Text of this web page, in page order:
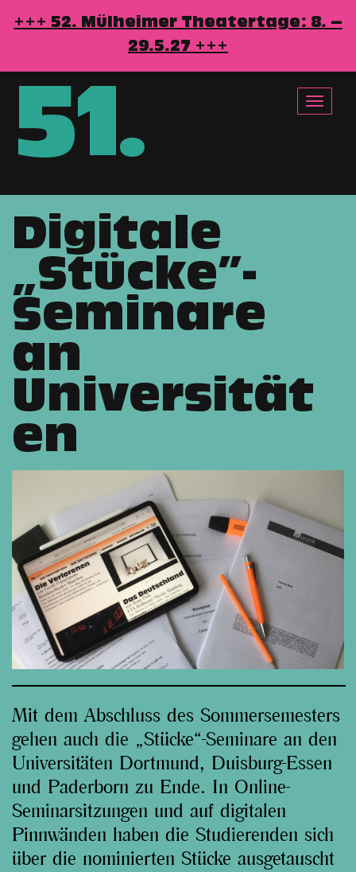
Direkt
zum
Inhalt
+++ 52. Mülheimer Theatertage: 8. –
29.5.27 +++
51.
Toggle
Digitale
„Stücke”-
Seminare
an
Universität
en
Mit dem Abschluss des Sommersemesters
gehen auch die „Stücke“-Seminare an den
Universitäten Dortmund, Duisburg-Essen
und Paderborn zu Ende. In Online-
Seminarsitzungen und auf digitalen
Pinnwänden haben die Studierenden sich
über die nominierten Stücke ausgetauscht